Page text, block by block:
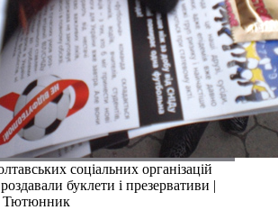
соціальних організацій
буклети і презервативи |
Тютюнник